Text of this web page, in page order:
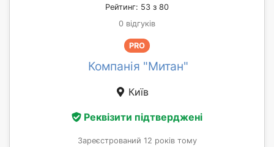
Рейтинг: 53 з 80
0 відгуків
PRO
Компанія "Митан"
Київ
Реквізити підтверджені
Зареєстрований 12 років тому